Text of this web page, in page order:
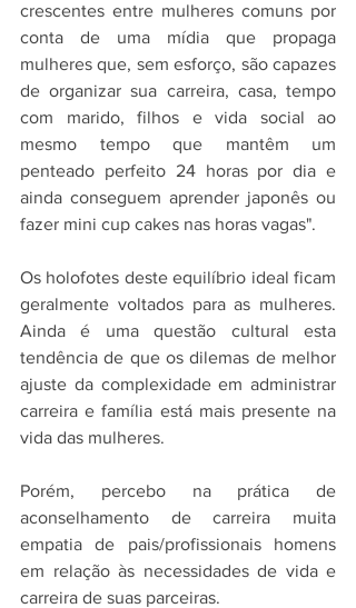
crescentes entre mulheres comuns por
conta de uma mídia que propaga
mulheres que, sem esforço, são capazes
de organizar sua carreira, casa, tempo
com marido, filhos e vida social ao
mesmo tempo que mantêm um
penteado perfeito 24 horas por dia e
ainda conseguem aprender japonês ou
fazer mini cup cakes nas horas vagas".
Os holofotes deste equilíbrio ideal ficam
geralmente voltados para as mulheres.
Ainda é uma questão cultural esta
tendência de que os dilemas de melhor
ajuste da complexidade em administrar
carreira e família está mais presente na
vida das mulheres.
Porém, percebo na prática de
aconselhamento de carreira muita
empatia de pais/profissionais homens
em relação às necessidades de vida e
carreira de suas parceiras.